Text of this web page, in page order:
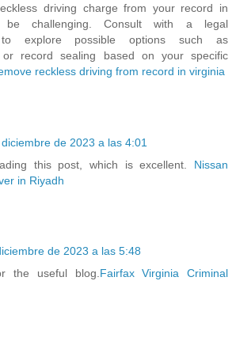
driving charge from your record in
be challenging. Consult with a legal
to explore possible options such as
or record sealing based on your specific
reckless driving from record in virginia
de 2023 a las 4:01
this post, which is excellent. Nissan
in Riyadh
de 2023 a las 5:48
the useful blog.Fairfax Virginia Criminal